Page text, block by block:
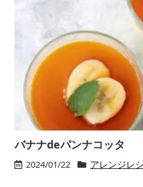
バナナdeパンナコッタ
2024/01/22 アレンジレ